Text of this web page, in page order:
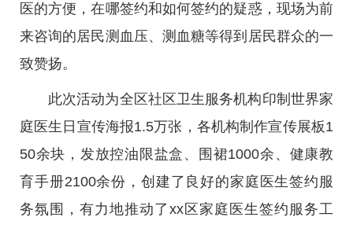
医的方便，在哪签约和如何签约的疑惑，现场为前
来咨询的居民测血压、测血糖等得到居民群众的一
致赞扬。
此次活动为全区社区卫生服务机构印制世界家
庭医生日宣传海报1.5万张，各机构制作宣传展板1
50余块，发放控油限盐盒、围裙1000余、健康教
育手册2100余份，创建了良好的家庭医生签约服
务氛围，有力地推动了xx区家庭医生签约服务工